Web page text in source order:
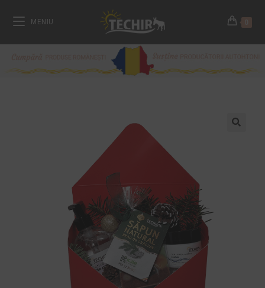
MENIU